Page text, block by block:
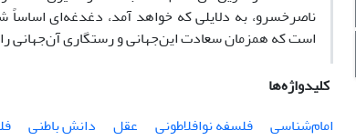
ناصرخسرو، به دلایلی که خواهد آمد، دغدغه‌ای
است که همزمان سعادت این‌جهانی و رستگاری آن‌جهانی
کلیدواژه‌ها
امام‌شناسی
فلسفه نوافلاطونی عقل دانش باطنی